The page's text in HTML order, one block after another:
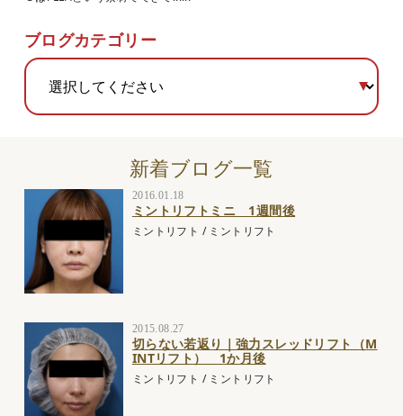
ブログカテゴリー
新着ブログ一覧
2016.01.18
ミントリフトミニ 1週間後
ミントリフト / ミントリフト
2015.08.27
切らない若返り｜強力スレッドリフト（M
INTリフト） 1か月後
ミントリフト / ミントリフト